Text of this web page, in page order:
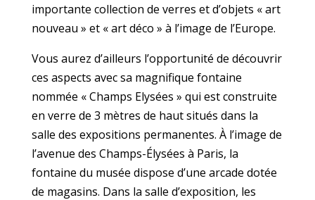
importante collection de verres et d’objets « art
nouveau » et « art déco » à l’image de l’Europe.
Vous aurez d’ailleurs l’opportunité de découvrir
ces aspects avec sa magnifique fontaine
nommée « Champs Elysées » qui est construite
en verre de 3 mètres de haut situés dans la
salle des expositions permanentes. À l’image de
l’avenue des Champs-Élysées à Paris, la
fontaine du musée dispose d’une arcade dotée
de magasins. Dans la salle d’exposition, les